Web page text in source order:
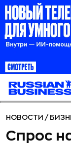
НОВОСТИ /
Спрос